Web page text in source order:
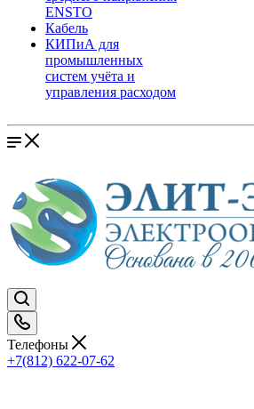
ENSTO
Кабель
КИПиА для
промышленных
систем учёта и
управления расходом
Телефоны
+7(812) 622-07-62